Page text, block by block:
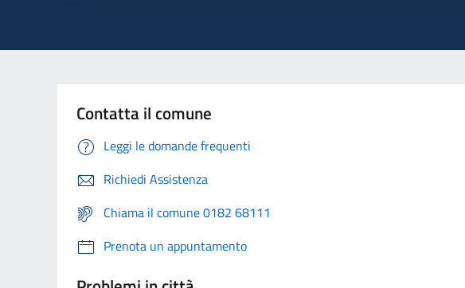
Contatta il comune
Leggi le domande frequenti
Richiedi Assistenza
Chiama il comune 0182 68111
Prenota un appuntamento